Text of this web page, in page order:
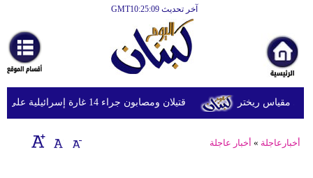
آخر تحديث GMT10:25:09
أخبارعاجلة
رياضة
ثقافة
إقتصاد
قتيلان ومصابون جراء 14 غارة إسرائيلية على شرق وجنوب لبنان
أخبارعاجلة » أخبار عاجلة